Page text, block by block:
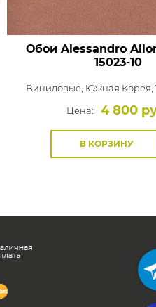
Обои Alessandro
15023-10
Виниловые, Южная Корея,
Цена:
4 800
В КОРЗИНУ